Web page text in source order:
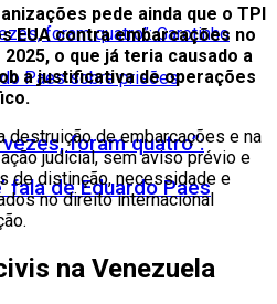
foram quatro”:
fala de Eduardo Paes
pede ainda que o TPI
EUA contra embarcações no
o que já teria causado a
a justificativa de operações
destruição de embarcações e na
judicial, sem aviso prévio e
de distinção, necessidade e
no direito internacional
na Venezuela